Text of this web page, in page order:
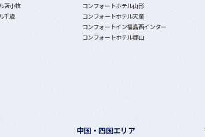
苫小牧
千歳
コンフォートホテル山形
コンフォートホテル天童
コンフォートイン福島西インター
コンフォートホテル郡山
中国・四国エリア